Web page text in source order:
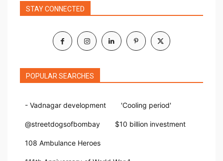
STAY CONNECTED
POPULAR SEARCHES
- Vadnagar development 'Cooling period'
@streetdogsofbombay $10 billion investment
108 Ambulance Heroes